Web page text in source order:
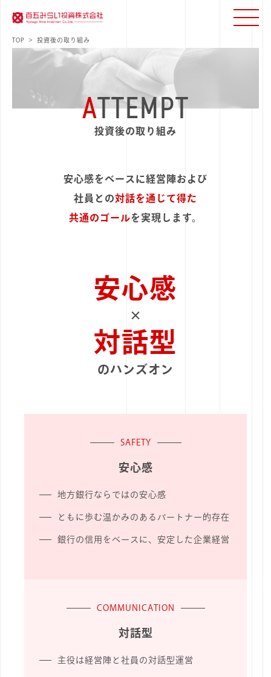
ATTEMPT
投資後の取り組み
TOP 投資後の取り組み
安心感をベースに経営陣および
社員との対話を通じて得た
共通のゴールを実現します。
安心感
×
対話型
のハンズオン
SAFETY
安心感
地方銀行ならではの安心感
ともに歩む温かみのあるパートナー的存在
銀行の信用をベースに、安定した企業経営
COMMUNICATION
対話型
主役は経営陣と社員の対話型運営